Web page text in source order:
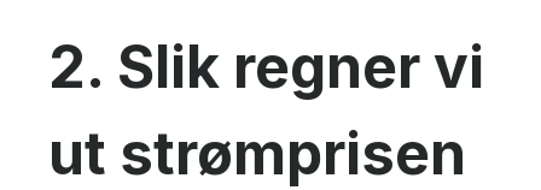
2. Slik regner vi
ut strømprisen